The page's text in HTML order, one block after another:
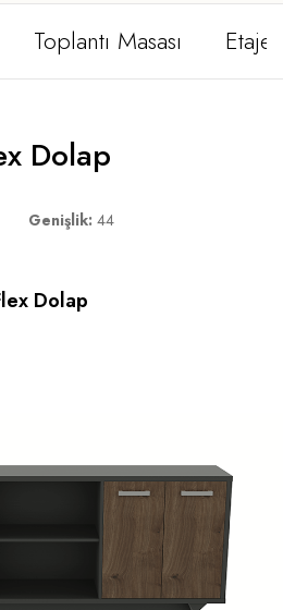
katı yapısını kırmanızı sağlıyor.
Toplantı Masası Etajer
Dolap
Genişlik: 44
Dolap